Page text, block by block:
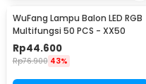
WuFang Lampu Balon LED RGB
Multifungsi 50 PCS - XX50
Rp44.600
Rp76.900 43%